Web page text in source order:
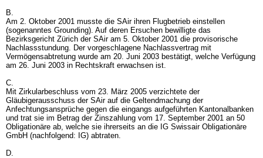
B.
Am 2. Oktober 2001 musste die SAir ihren Flugbetrieb einstellen
(sogenanntes Grounding). Auf deren Ersuchen bewilligte das
Bezirksgericht Zürich der SAir am 5. Oktober 2001 die provisorische
Nachlassstundung. Der vorgeschlagene Nachlassvertrag mit
Vermögensabtretung wurde am 20. Juni 2003 bestätigt, welche Verfügung
am 26. Juni 2003 in Rechtskraft erwachsen ist.
C.
Mit Zirkularbeschluss vom 23. März 2005 verzichtete der
Gläubigerausschuss der SAir auf die Geltendmachung der
Anfechtungsansprüche gegen die eingangs aufgeführten Kantonalbanken
und trat sie im Betrag der Zinszahlung vom 17. September 2001 an 50
Obligationäre ab, welche sie ihrerseits an die IG Swissair Obligationäre
GmbH (nachfolgend: IG) abtraten.
D.